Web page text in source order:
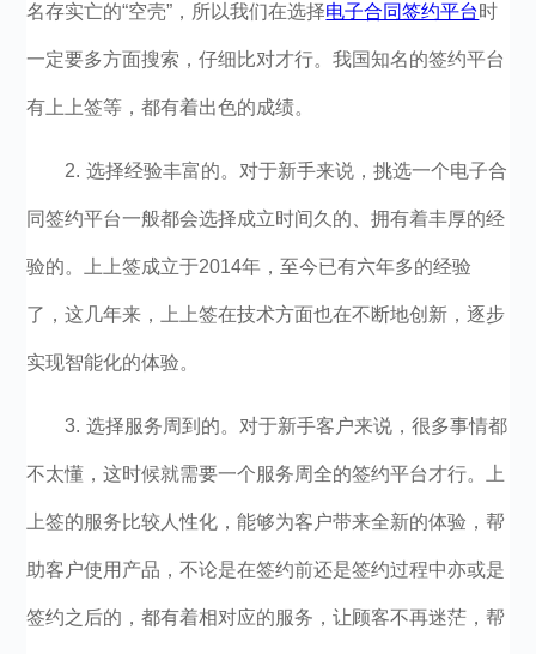
名存实亡的“空壳”，所以我们在选择电子合同签约平台时
一定要多方面搜索，仔细比对才行。我国知名的签约平台
有上上签等，都有着出色的成绩。
2. 选择经验丰富的。对于新手来说，挑选一个电子合
同签约平台一般都会选择成立时间久的、拥有着丰厚的经
验的。上上签成立于2014年，至今已有六年多的经验
了，这几年来，上上签在技术方面也在不断地创新，逐步
实现智能化的体验。
3. 选择服务周到的。对于新手客户来说，很多事情都
不太懂，这时候就需要一个服务周全的签约平台才行。上
上签的服务比较人性化，能够为客户带来全新的体验，帮
助客户使用产品，不论是在签约前还是签约过程中亦或是
签约之后的，都有着相对应的服务，让顾客不再迷茫，帮